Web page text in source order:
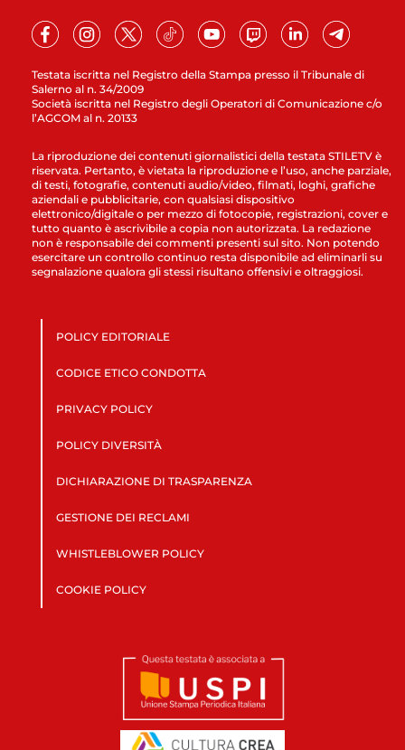
Testata iscritta nel Registro della Stampa presso il Tribunale di
Salerno al n. 34/2009
Società iscritta nel Registro degli Operatori di Comunicazione c/o
l’AGCOM al n. 20133
La riproduzione dei contenuti giornalistici della testata STILETV è
riservata. Pertanto, è vietata la riproduzione e l’uso, anche parziale,
di testi, fotografie, contenuti audio/video, filmati, loghi, grafiche
aziendali e pubblicitarie, con qualsiasi dispositivo
elettronico/digitale o per mezzo di fotocopie, registrazioni, cover e
tutto quanto è ascrivibile a copia non autorizzata. La redazione
non è responsabile dei commenti presenti sul sito. Non potendo
esercitare un controllo continuo resta disponibile ad eliminarli su
segnalazione qualora gli stessi risultano offensivi e oltraggiosi.
POLICY EDITORIALE
CODICE ETICO CONDOTTA
PRIVACY POLICY
POLICY DIVERSITÀ
DICHIARAZIONE DI TRASPARENZA
GESTIONE DEI RECLAMI
WHISTLEBLOWER POLICY
COOKIE POLICY